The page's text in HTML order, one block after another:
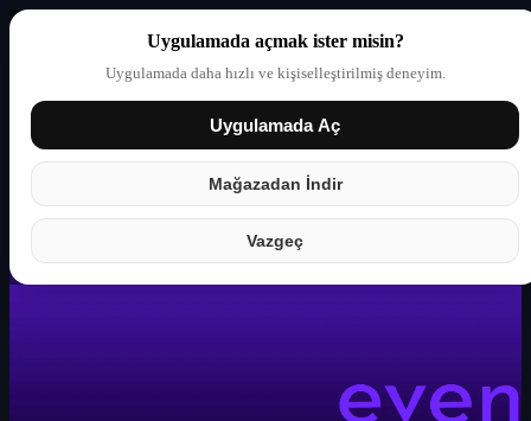
Uygulamada açmak ister misin?
Uygulamada daha hızlı ve kişiselleştirilmiş deneyim.
Uygulamada Aç
Mağazadan İndir
Vazgeç
Giriş yap Partner